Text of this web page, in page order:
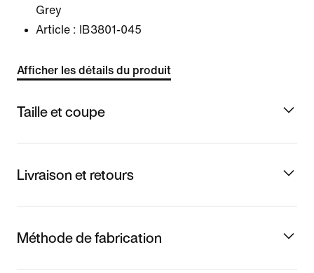
Grey
Article :
IB3801-045
Afficher les détails du produit
Taille et coupe
Livraison et retours
Méthode de fabrication